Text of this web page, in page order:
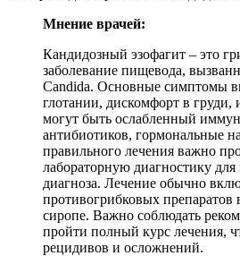
Мнение врачей:
Кандидозный эзофагит – это
заболевание пищевода,
Candida. Основные симптомы
глотании, дискомфорт в
могут быть ослабленный
антибиотиков, гормональные
правильного лечения важно
лабораторную диагностику
диагноза. Лечение обычно
противогрибковых препаратов
сиропе. Важно соблюдать
пройти полный курс лечения,
рецидивов и осложнений.